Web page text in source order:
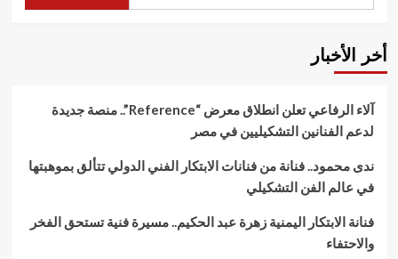
أخر الأخبار
آلاء الرفاعي تعلن انطلاق معرض “Reference”.. منصة جديدة
لدعم الفنانين التشكيليين في مصر
ندى محمود.. فنانة من فنانات الابتكار الفني الدولي تتألق بموهبتها
في عالم الفن التشكيلي
فنانة الابتكار اليمنية زهرة عبد الحكيم.. مسيرة فنية تستحق الفخر
والاحتفاء